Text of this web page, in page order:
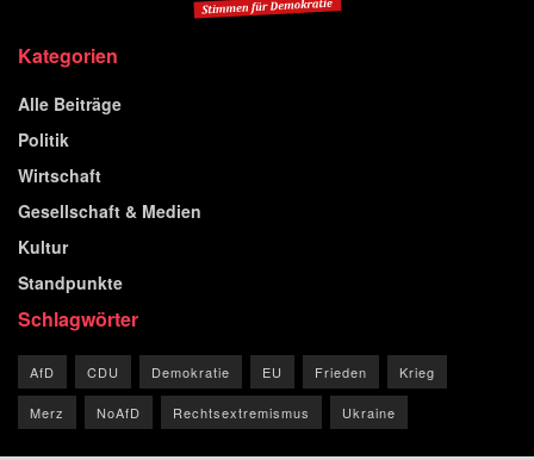
Kategorien
Alle Beiträge
Politik
Wirtschaft
Gesellschaft & Medien
Kultur
Standpunkte
Schlagwörter
AfD CDU Demokratie EU Frieden Krieg
Merz NoAfD Rechtsextremismus Ukraine